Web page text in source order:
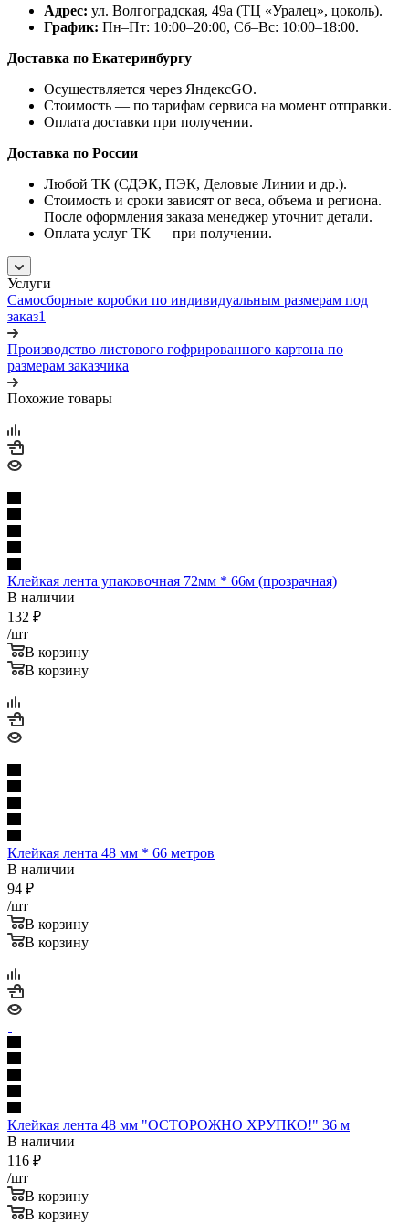
Адрес: ул. Волгоградская, 49а (ТЦ «Уралец», цоколь).
График: Пн–Пт: 10:00–20:00, Сб–Вс: 10:00–18:00.
Доставка по Екатеринбургу
Осуществляется через ЯндексGO.
Стоимость — по тарифам сервиса на момент отправки.
Оплата доставки при получении.
Доставка по России
Любой ТК (СДЭК, ПЭК, Деловые Линии и др.).
Стоимость и сроки зависят от веса, объема и региона.
После оформления заказа менеджер уточнит детали.
Оплата услуг ТК — при получении.
Услуги
Самосборные коробки по индивидуальным размерам под
заказ1
Производство листового гофрированного картона по
размерам заказчика
Похожие товары
Клейкая лента упаковочная 72мм * 66м (прозрачная)
В наличии
132 ₽
/шт
В корзину
В корзину
Клейкая лента 48 мм * 66 метров
В наличии
94 ₽
/шт
В корзину
В корзину
Клейкая лента 48 мм "ОСТОРОЖНО ХРУПКО!" 36 м
В наличии
116 ₽
/шт
В корзину
В корзину